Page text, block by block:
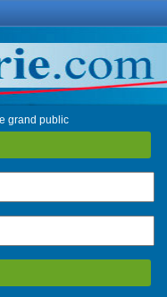
grand public